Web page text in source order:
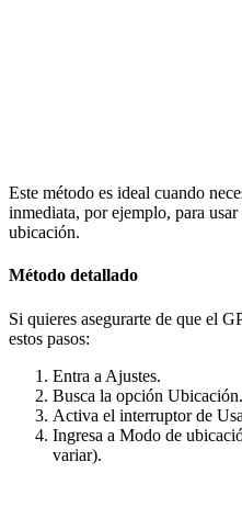
Este método es ideal cuando
inmediata, por ejemplo, para
ubicación.
Método detallado
Si quieres asegurarte de que el
estos pasos:
Entra a Ajustes.
Busca la opción Ubicación.
Activa el interruptor de
Ingresa a Modo de
variar).